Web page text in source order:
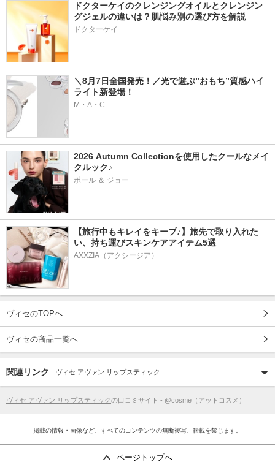
ドクターケイのクレンジングオイルとクレンジン
グジェルの違いは？肌悩み別の選び方を解説
ドクターケイ
＼8月7日全国発売！／光で遊ぶ”おもち”質感ハイ
ライト新登場！
M・A・C
2026 Autumn Collectionを使用したクールなメイ
クルック♪
ポール ＆ ジョー
【旅行中もキレイをキープ♪】旅先で取り入れた
い、持ち運びスキンケアアイテム5選
AXXZIA（アクシージア）
ヴィセのTOPへ
ヴィセの商品一覧へ
関連リンク ヴィセ アヴァン リップスティック
ヴィセ アヴァン リップスティックの口コミサイト - @cosme（アットコスメ）
掲載の情報・画像など、すべてのコンテンツの無断複写、転載を禁じます。
ページトップへ